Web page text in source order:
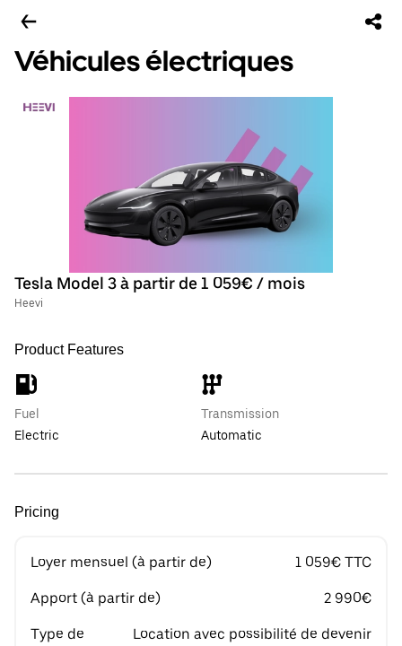
Véhicules électriques
Tesla Model 3 à partir de 1 059€ / mois
Heevi
Product Features
Fuel
Electric
Transmission
Automatic
Pricing
Loyer mensuel (à partir de) 1 059€ TTC
Apport (à partir de) 2 990€
Type de
Location avec possibilité de devenir